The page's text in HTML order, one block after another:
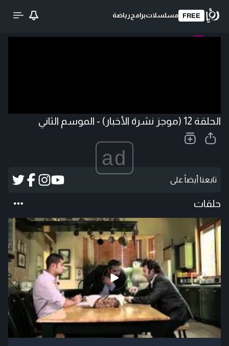
FREE مسلسلاتبرامج رياضة
الحلقة 12 (موجز نشرة الأخبار) - الموسم الثاني
ad
تابعنا أيضاً على
حلقات